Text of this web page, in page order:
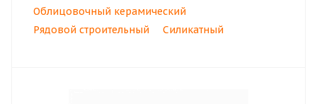
Облицовочный керамический
Рядовой строительный
Силикатный